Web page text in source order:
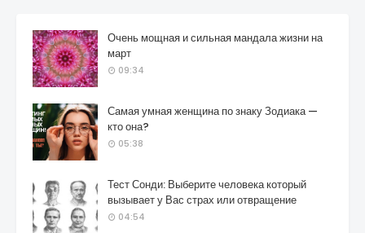
Очень мощная и сильная мандала жизни на
март
09:34
Самая умная женщина по знаку Зодиака —
кто она?
05:38
Тест Сонди: Выберите человека который
вызывает у Вас страх или отвращение
04:54